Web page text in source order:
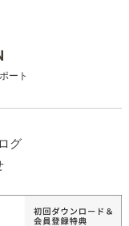
ート
グ